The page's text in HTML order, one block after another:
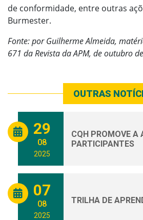
de conformidade, entre outras
Burmester.
Fonte: por Guilherme Almeida,
671 da Revista da APM, de outubro
OUTRAS
29
08
2025
CQH PROMOVE A
PARTICIPANTES
07
08
2025
TRILHA DE